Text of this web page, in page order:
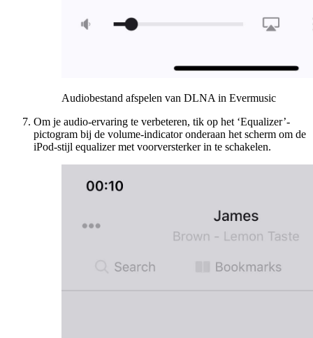
Audiobestand afspelen van DLNA in Evermusic
Om je audio-ervaring te verbeteren, tik op het ‘Equalizer’-
pictogram bij de volume-indicator onderaan het scherm om de
iPod-stijl equalizer met voorversterker in te schakelen.